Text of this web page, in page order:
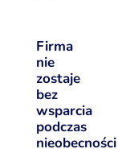
Firma
nie
zostaje
bez
wsparcia
podczas
nieobecności